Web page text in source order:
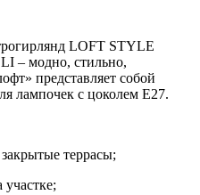
LOFT STYLE
– модно, стильно,
представляет собой
лампочек с цоколем Е27.
террасы;